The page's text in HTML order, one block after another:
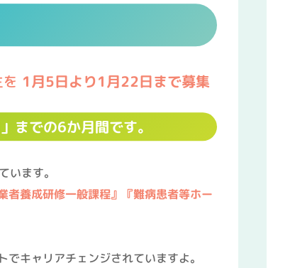
1月5日より1月22日まで募集
での6か月間です。
ます。
者養成研修一般課程』 『難病患者等ホー
キャリアチェンジされていますよ。